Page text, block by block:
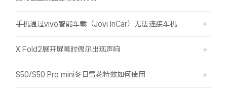
手机通过vivo智能车载（Jovi InCar）无法连接车机
X Fold2展开屏幕时偶尔出现声响
S50/S50 Pro mini冬日雪花特效如何使用